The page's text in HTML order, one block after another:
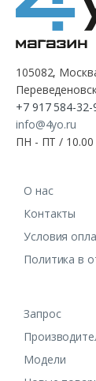
105082,
+7 917 584-32-
info@4yo.ru
ПН - ПТ / 10.00
О нас
Контакты
Условия
Политика в
Запрос
Модели